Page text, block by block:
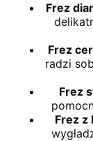
Frez
Frez
radzi
Frez
Frez z